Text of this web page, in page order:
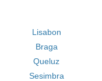
Lisabon
Braga
Queluz
Sesimbra